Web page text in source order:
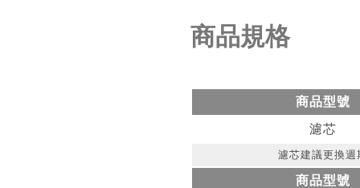
商品規格
商品型號
濾芯
濾芯建議更換週
商品型號